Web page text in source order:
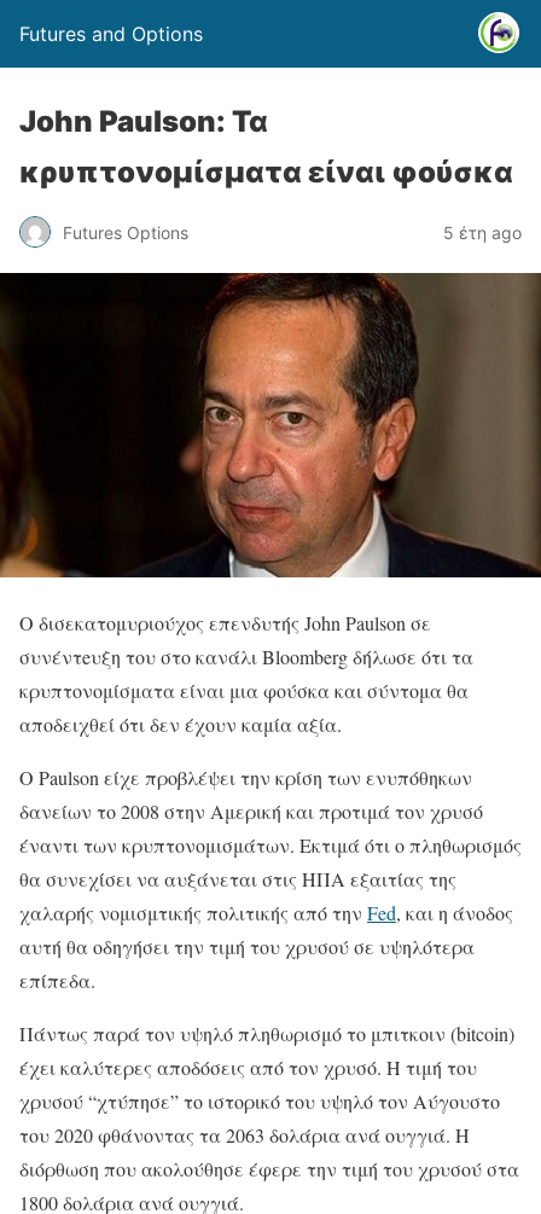
Futures and Options
John Paulson: Τα
κρυπτονομίσματα είναι φούσκα
Futures Options 5 έτη ago
Ο δισεκατομυριούχος επενδυτής John Paulson σε
συνέντeυξη του στο κανάλι Bloomberg δήλωσε ότι τα
κρυπτονομίσματα είναι μια φούσκα και σύντομα θα
αποδειχθεί ότι δεν έχουν καμία αξία.
Ο Paulson είχε προβλέψει την κρίση των ενυπόθηκων
δανείων το 2008 στην Αμερική και προτιμά τον χρυσό
έναντι των κρυπτονομισμάτων. Εκτιμά ότι ο πληθωρισμός
θα συνεχίσει να αυξάνεται στις ΗΠΑ εξαιτίας της
χαλαρής νομισμτικής πολιτικής από την Fed, και η άνοδος
αυτή θα οδηγήσει την τιμή του χρυσού σε υψηλότερα
επίπεδα.
Πάντως παρά τον υψηλό πληθωρισμό το μπιτκοιν (bitcoin)
έχει καλύτερες αποδόσεις από τον χρυσό. Η τιμή του
χρυσού “χτύπησε” το ιστορικό του υψηλό τον Αύγουστο
του 2020 φθάνοντας τα 2063 δολάρια ανά ουγγιά. Η
διόρθωση που ακολούθησε έφερε την τιμή του χρυσού στα
1800 δολάρια ανά ουγγιά.